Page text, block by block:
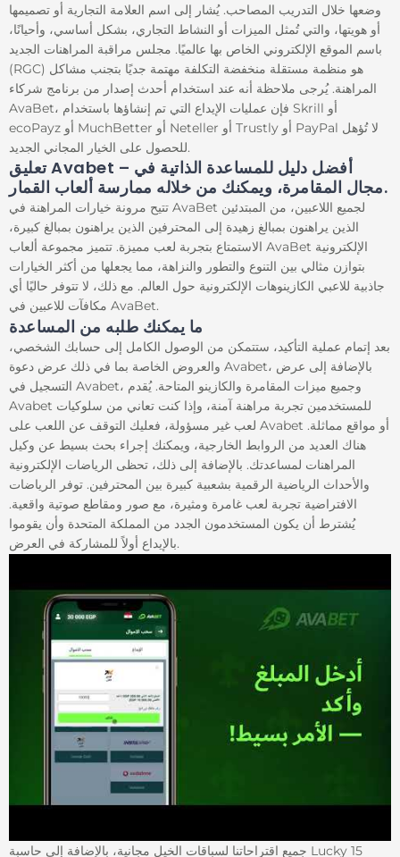
وضعها خلال التدريب المصاحب. يُشار إلى اسم العلامة التجارية أو تصميمها
أو هويتها، والتي تُمثل الميزات أو النشاط التجاري، بشكل أساسي، وأحيانًا،
باسم الموقع الإلكتروني الخاص بها عالميًا. مجلس مراقبة المراهنات الجديد
(RGC) هو منظمة مستقلة منخفضة التكلفة مهتمة جديًا بتجنب مشاكل
المراهنة. يُرجى ملاحظة أنه عند استخدام أحدث إصدار من برنامج شركاء
AvaBet، فإن عمليات الإيداع التي تم إنشاؤها باستخدام Skrill أو
ecoPayz أو MuchBetter أو Neteller أو Trustly أو PayPal لا تُؤهل
للحصول على الخيار المجاني الجديد.
تعليق Avabet – أفضل دليل للمساعدة الذاتية في
مجال المقامرة، ويمكنك من خلاله ممارسة ألعاب القمار.
تتيح مرونة خيارات المراهنة في AvaBet لجميع اللاعبين، من المبتدئين
الذين يراهنون بمبالغ زهيدة إلى المحترفين الذين يراهنون بمبالغ كبيرة،
الاستمتاع بتجربة لعب مميزة. تتميز مجموعة ألعاب AvaBet الإلكترونية
بتوازن مثالي بين التنوع والتطور والنزاهة، مما يجعلها من أكثر الخيارات
جاذبية للاعبي الكازينوهات الإلكترونية حول العالم. مع ذلك، لا تتوفر حاليًا أي
مكافآت للاعبين في AvaBet.
ما يمكنك طلبه من المساعدة
بعد إتمام عملية التأكيد، ستتمكن من الوصول الكامل إلى حسابك الشخصي،
والعروض الخاصة بما في ذلك عرض دعوة Avabet، بالإضافة إلى عرض
التسجيل في Avabet، وجميع ميزات المقامرة والكازينو المتاحة. يُقدم
Avabet للمستخدمين تجربة مراهنة آمنة، وإذا كنت تعاني من سلوكيات
لعب غير مسؤولة، فعليك التوقف عن اللعب على Avabet أو مواقع مماثلة.
هناك العديد من الروابط الخارجية، ويمكنك إجراء بحث بسيط عن وكيل
المراهنات لمساعدتك. بالإضافة إلى ذلك، تحظى الرياضات الإلكترونية
والأحداث الرياضية الرقمية بشعبية كبيرة بين المحترفين. توفر الرياضات
الافتراضية تجربة لعب غامرة ومثيرة، مع صور ومقاطع صوتية واقعية.
يُشترط أن يكون المستخدمون الجدد من المملكة المتحدة وأن يقوموا
بالإيداع أولاً للمشاركة في العرض.
جميع اقتراحاتنا لسباقات الخيل مجانية، بالإضافة إلى حاسبة Lucky 15